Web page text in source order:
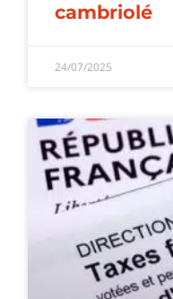
cambriolé
24/07/2025